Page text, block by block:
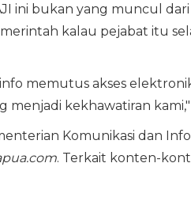
ini bukan yang muncul
kalau pejabat itu
memutus akses
menjadi kekhawatiran
Komunikasi dan
. Terkait konten-